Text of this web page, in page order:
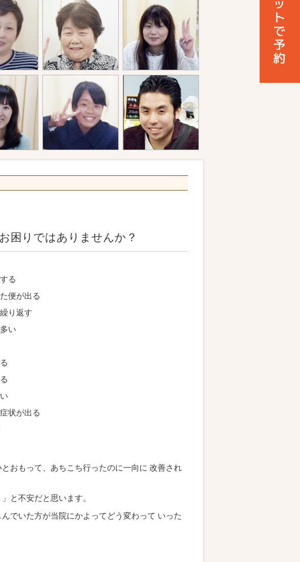
困りではありませんか？
る
便が出る
り返す
い
状が出る
おもって、あちこち行ったのに一向に 改善され
と不安だと思います。
でいた方が当院にかよってどう変わって いった